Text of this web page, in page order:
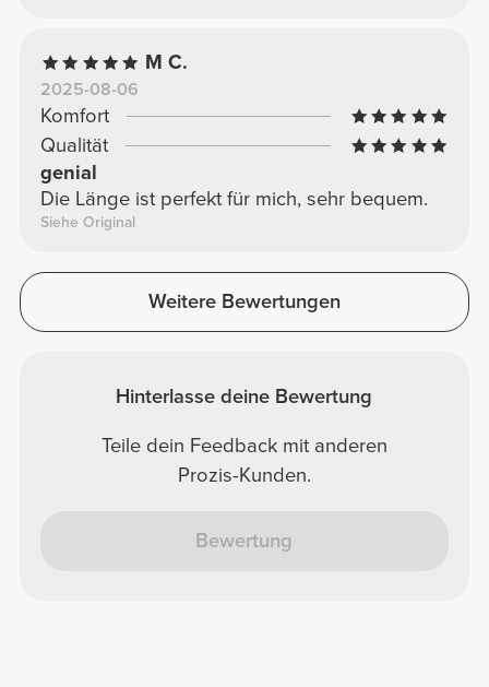
M C.
2025-08-06
Komfort
Qualität
genial
Die Länge ist perfekt für mich, sehr bequem.
Siehe Original
Weitere Bewertungen
Hinterlasse deine Bewertung
Teile dein Feedback mit anderen
Prozis-Kunden.
Bewertung